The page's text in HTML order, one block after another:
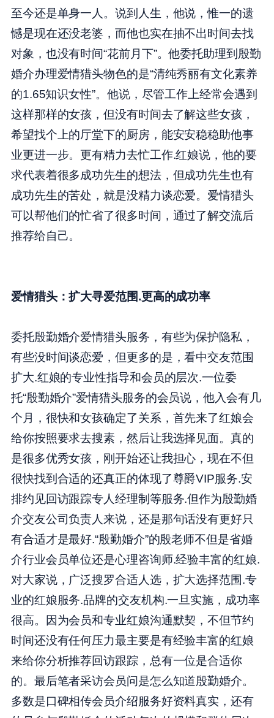
至今还是单身一人。说到人生，他说，惟一的遗
憾是现在还没老婆，而他也实在抽不出时间去找
对象，也没有时间“花前月下”。他委托助理到殷勤
婚介办理爱情猎头物色的是“清纯秀丽有文化素养
的1.65知识女性”。他说，尽管工作上经常会遇到
这样那样的女孩，但没有时间去了解这些女孩，
希望找个上的厅堂下的厨房，能安安稳稳助他事
业更进一步。更有精力去忙工作.红娘说，他的要
求代表着很多成功先生的想法，但成功先生也有
成功先生的苦处，就是没精力谈恋爱。爱情猎头
可以帮他们的忙省了很多时间，通过了解交流后
推荐给自己。
爱情猎头：扩大寻爱范围.更高的成功率
委托殷勤婚介爱情猎头服务，有些为保护隐私，
有些没时间谈恋爱，但更多的是，看中交友范围
扩大.红娘的专业性指导和会员的层次.一位委
托“殷勤婚介”爱情猎头服务的会员说，他入会有几
个月，很快和女孩确定了关系，首先来了红娘会
给你按照要求去搜素，然后让我选择见面。真的
是很多优秀女孩，刚开始还让我担心，现在不但
很快找到合适的还真正的体现了尊爵VIP服务.安
排约见回访跟踪专人经理制等服务.但作为殷勤婚
介交友公司负责人来说，还是那句话没有更好只
有合适才是最好.“殷勤婚介”的殷老师不但是省婚
介行业会员单位还是心理咨询师.经验丰富的红娘.
对大家说，广泛搜罗合适人选，扩大选择范围.专
业的红娘服务.品牌的交友机构.一旦实施，成功率
很高。因为会员和专业红娘沟通默契，不但节约
时间还没有任何压力最主要是有经验丰富的红娘
来给你分析推荐回访跟踪，总有一位是合适你
的。最后笔者采访会员问是怎么知道殷勤婚介。
多数是口碑相传会员介绍服务好资料真实，还有